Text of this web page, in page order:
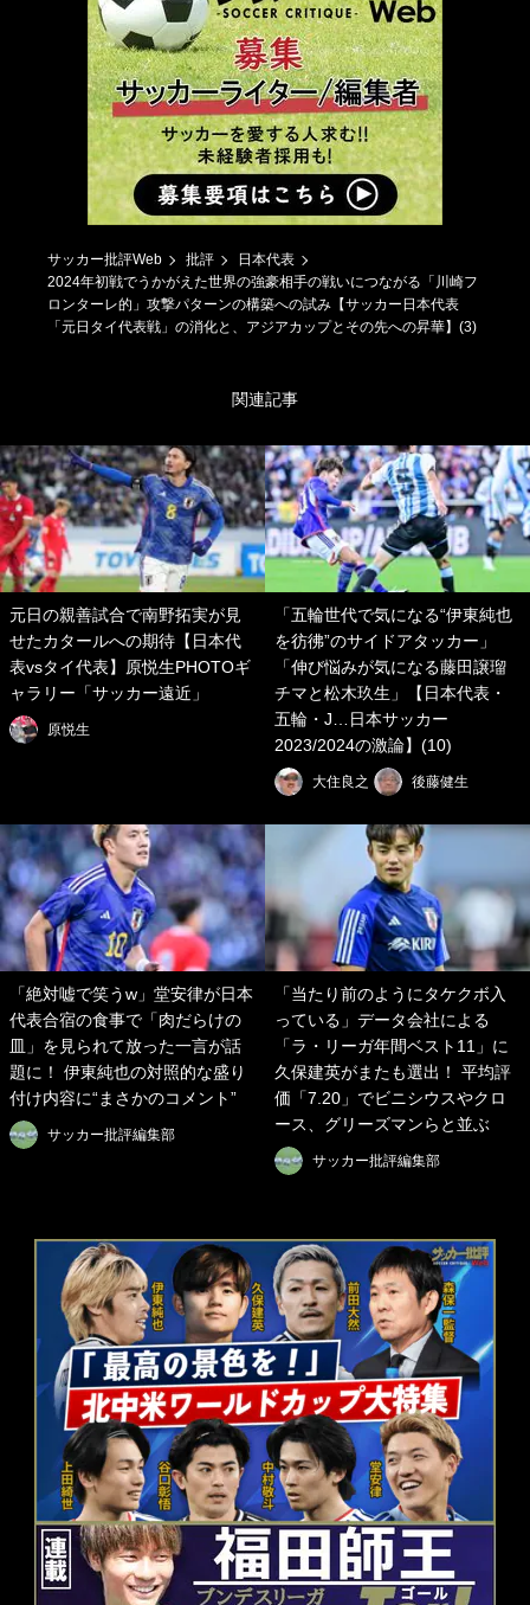
サッカー批評Web 批評
日本代表
2024年初戦でうかがえた世界の強豪相手の戦いにつながる「川崎フ
ロンターレ的」攻撃パターンの構築への試み【サッカー日本代表
「元日タイ代表戦」の消化と、アジアカップとその先への昇華】(3)
関連記事
元日の親善試合で南野拓実が見
せたカタールへの期待【日本代
表vsタイ代表】原悦生PHOTOギ
ャラリー「サッカー遠近」
原悦生
「五輪世代で気になる“伊東純也
を彷彿”のサイドアタッカー」
「伸び悩みが気になる藤田譲瑠
チマと松木玖生」【日本代表・
五輪・J…日本サッカー
2023/2024の激論】(10)
大住良之 後藤健生
「絶対嘘で笑うw」堂安律が日本
代表合宿の食事で「肉だらけの
皿」を見られて放った一言が話
題に！ 伊東純也の対照的な盛り
付け内容に“まさかのコメント”
サッカー批評編集部
「当たり前のようにタケクボ入
っている」データ会社による
「ラ・リーガ年間ベスト11」に
久保建英がまたも選出！ 平均評
価「7.20」でビニシウスやクロ
ース、グリーズマンらと並ぶ
サッカー批評編集部